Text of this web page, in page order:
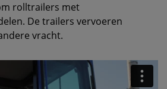
rolltrailers met
De trailers vervoeren
vracht.